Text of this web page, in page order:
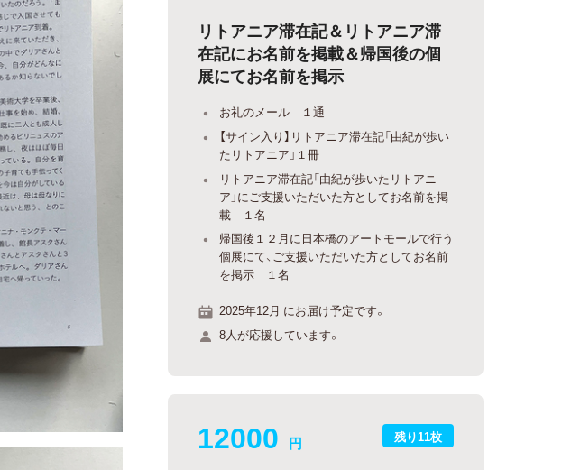
リトアニア滞在記＆リトアニア滞
在記にお名前を掲載＆帰国後の個
展にてお名前を掲示
お礼のメール １通
【サイン入り】リトアニア滞在記「由紀が歩い
たリトアニア」１冊
リトアニア滞在記「由紀が歩いたリトアニ
ア」にご支援いただいた方としてお名前を掲
載 １名
帰国後１２月に日本橋のアートモールで行う
個展にて、ご支援いただいた方としてお名前
を掲示 １名
2025年12月 にお届け予定です。
8人が応援しています。
残り11枚
12000 円